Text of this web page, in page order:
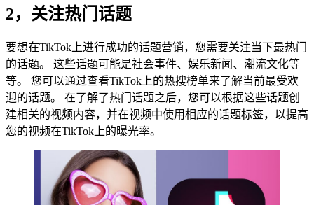
2，关注热门话题
要想在TikTok上进行成功的话题营销，您需要关注当下最热门
的话题。 这些话题可能是社会事件、娱乐新闻、潮流文化等
等。 您可以通过查看TikTok上的热搜榜单来了解当前最受欢
迎的话题。 在了解了热门话题之后，您可以根据这些话题创
建相关的视频内容，并在视频中使用相应的话题标签，以提高
您的视频在TikTok上的曝光率。